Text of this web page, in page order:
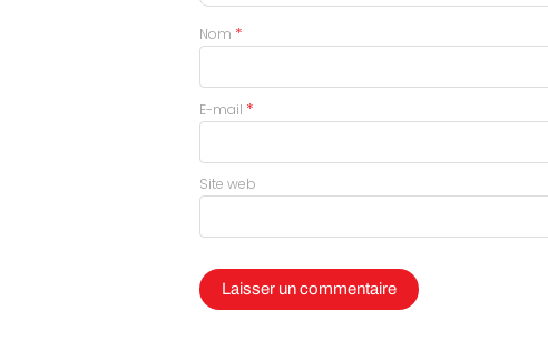
Nom *
E-mail *
Site web